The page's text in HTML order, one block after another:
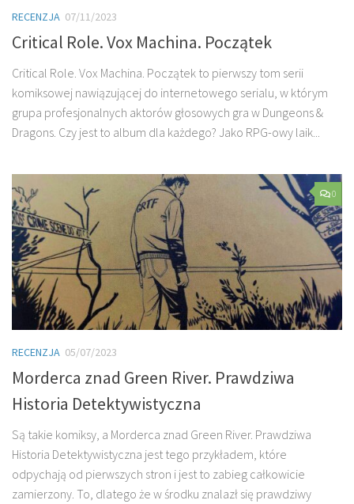
RECENZJA 07/11/2023
Critical Role. Vox Machina. Początek
Critical Role. Vox Machina. Początek to pierwszy tom serii
komiksowej nawiązującej do internetowego serialu, w którym
grupa profesjonalnych aktorów głosowych gra w Dungeons &
Dragons. Czy jest to album dla każdego? Jako RPG-owy laik...
0
RECENZJA 05/07/2023
Morderca znad Green River. Prawdziwa
Historia Detektywistyczna
Są takie komiksy, a Morderca znad Green River. Prawdziwa
Historia Detektywistyczna jest tego przykładem, które
odpychają od pierwszych stron i jest to zabieg całkowicie
zamierzony. To, dlatego że w środku znalazł się prawdziwy